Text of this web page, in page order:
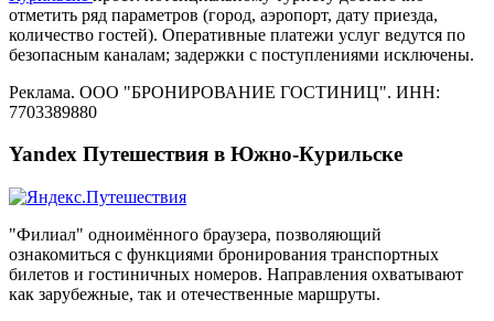
отметить ряд параметров (город, аэропорт, дату приезда,
количество гостей). Оперативные платежи услуг ведутся по
безопасным каналам; задержки с поступлениями исключены.
Реклама. ООО "БРОНИРОВАНИЕ ГОСТИНИЦ". ИНН:
7703389880
Yandex Путешествия в Южно-Курильске
"Филиал" одноимённого браузера, позволяющий
ознакомиться с функциями бронирования транспортных
билетов и гостиничных номеров. Направления охватывают
как зарубежные, так и отечественные маршруты.